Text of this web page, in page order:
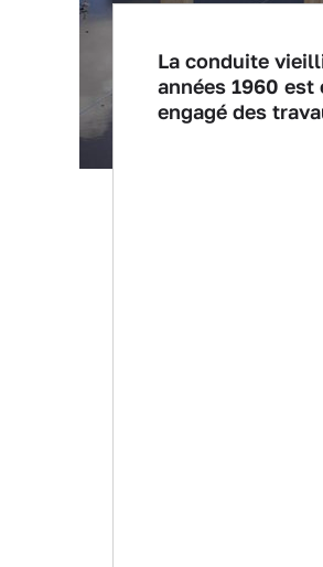
La conduite
années 1960 est
engagé des